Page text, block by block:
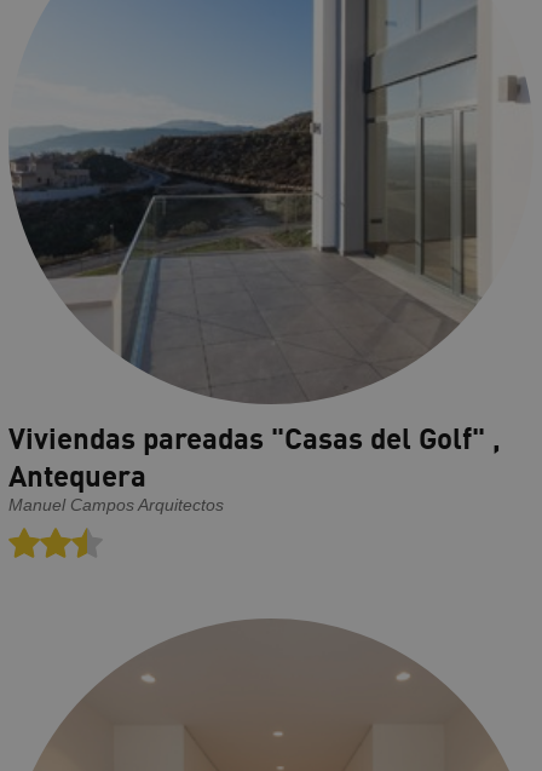
Viviendas pareadas "Casas del Golf" ,
Antequera
Manuel Campos Arquitectos